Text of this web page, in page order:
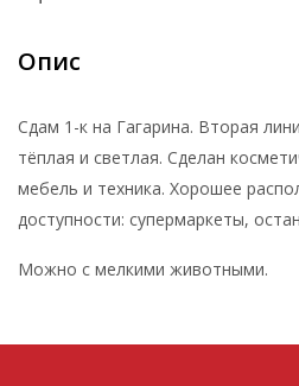
Опис
Сдам 1-к на Гагарина. Вторая
тёплая и светлая. Сделан
мебель и техника. Хорошее
доступности: супермаркеты,
Можно с мелкими животными.